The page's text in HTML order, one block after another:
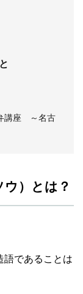
講座 ～名古
）とは？
語であることは